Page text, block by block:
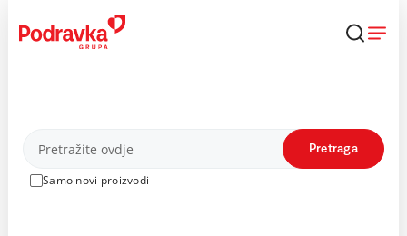
content
Proizvodi
Samo novi proizvodi
Pretraga